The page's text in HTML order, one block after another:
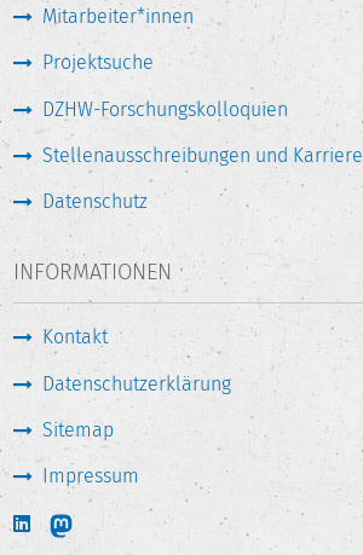
Mitarbeiter*innen
Projektsuche
DZHW-Forschungskolloquien
Stellenausschreibungen und Karriere
Datenschutz
INFORMATIONEN
Kontakt
Datenschutzerklärung
Sitemap
Impressum